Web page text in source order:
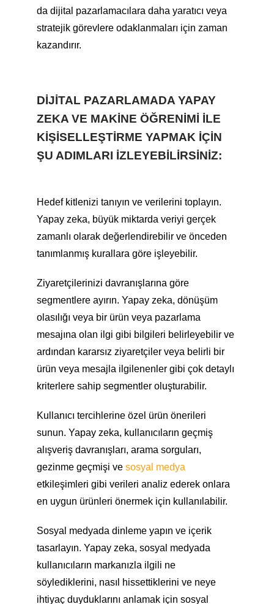
da dijital pazarlamacılara daha yaratıcı veya
stratejik görevlere odaklanmaları için zaman
kazandırır.
DIJITAL PAZARLAMADA YAPAY
ZEKA VE MAKINE ÖĞRENIMI ILE
KIŞISELLEŞTIRME YAPMAK IÇIN
ŞU ADIMLARI IZLEYEBILIRSINIZ:
Hedef kitlenizi tanıyın ve verilerini toplayın.
Yapay zeka, büyük miktarda veriyi gerçek
zamanlı olarak değerlendirebilir ve önceden
tanımlanmış kurallara göre işleyebilir.
Ziyaretçilerinizi davranışlarına göre
segmentlere ayırın. Yapay zeka, dönüşüm
olasılığı veya bir ürün veya pazarlama
mesajına olan ilgi gibi bilgileri belirleyebilir ve
ardından kararsız ziyaretçiler veya belirli bir
ürün veya mesajla ilgilenenler gibi çok detaylı
kriterlere sahip segmentler oluşturabilir.
Kullanıcı tercihlerine özel ürün önerileri
sunun. Yapay zeka, kullanıcıların geçmiş
alışveriş davranışları, arama sorguları,
gezinme geçmişi ve sosyal medya
etkileşimleri gibi verileri analiz ederek onlara
en uygun ürünleri önermek için kullanılabilir.
Sosyal medyada dinleme yapın ve içerik
tasarlayın. Yapay zeka, sosyal medyada
kullanıcıların markanızla ilgili ne
söylediklerini, nasıl hissettiklerini ve neye
ihtiyaç duyduklarını anlamak için sosyal